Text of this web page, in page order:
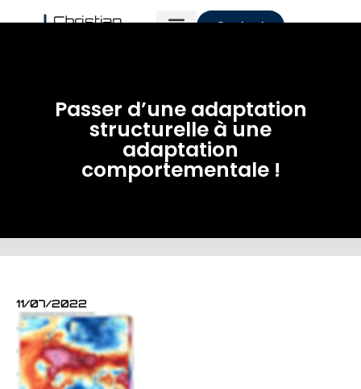
Contact
Passer d’une adaptation
structurelle à une
adaptation
comportementale !
11/07/2022